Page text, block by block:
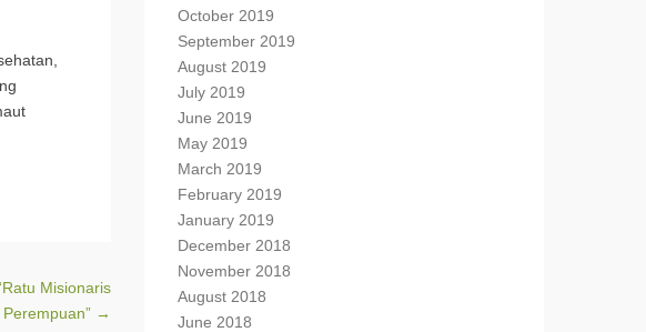
Misionaris
Perempuan” →
October 2019
September 2019
August 2019
July 2019
June 2019
May 2019
March 2019
February 2019
January 2019
December 2018
November 2018
August 2018
June 2018